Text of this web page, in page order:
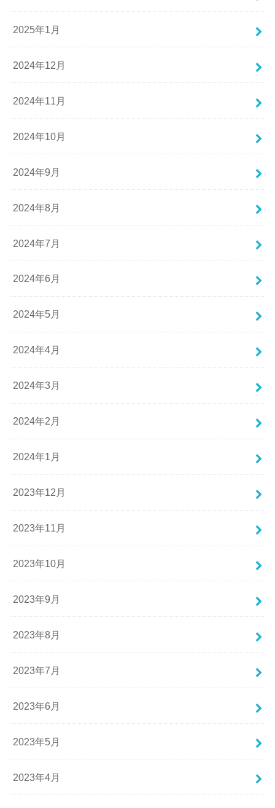
2025年1月
2024年12月
2024年11月
2024年10月
2024年9月
2024年8月
2024年7月
2024年6月
2024年5月
2024年4月
2024年3月
2024年2月
2024年1月
2023年12月
2023年11月
2023年10月
2023年9月
2023年8月
2023年7月
2023年6月
2023年5月
2023年4月